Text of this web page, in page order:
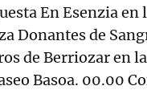
En Esenzia en
Donantes de
de Berriozar en
Basoa. 00.00